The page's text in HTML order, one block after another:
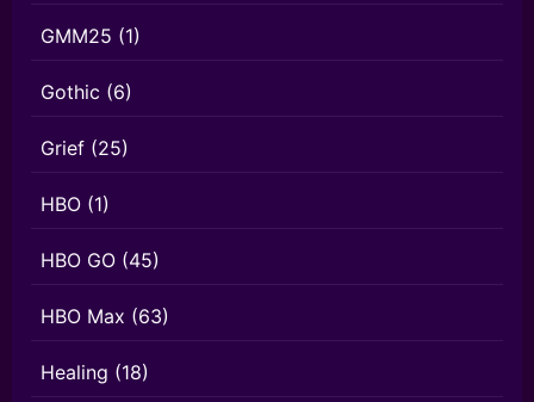
GMM25 (1)
Gothic (6)
Grief (25)
HBO (1)
HBO GO (45)
HBO Max (63)
Healing (18)